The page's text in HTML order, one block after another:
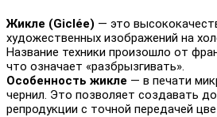
Жикле (Giclée) — это
художественных изображений на
Название техники произошло от
что означает «разбрызгивать».
Особенность жикле — в печати
чернил. Это позволяет создавать
репродукции с точной передачей